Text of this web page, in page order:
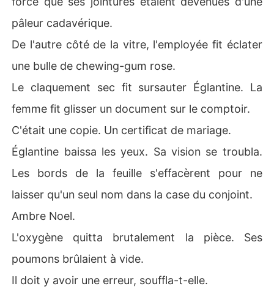
ontre elle. Ils la frappèrent, la jetèrent à la rue dans le fr
oid glacial de novembre et firent révoquer sa bourse un
Églantine avait tout perdu. Son prétendu mari la menaç
ait de prison pour fraude, et sa famille l'avait dépouillée
de son identité. Mais le plus incompréhensible restait à
venir : les analyses prouvèrent qu'Ambre et elle avaient
tous deux été drogués avec un sédatif expérimental ce
La vérité lui glaça le sang lorsqu'elle fit expertiser le cer
tificat. La signature du témoin appartenait à Racine Gra
nit. Sa mère, prétendument morte dans un tragique acci
dent de voiture dix ans plus tôt. Ce n'était pas un accid
ent, c'était un complot tentaculaire. Églantine essuya le
sang sur sa lèvre et s'enfonça dans la nuit new-yorkais
e, prête à utiliser son génie pour mettre l'empire d'Ambr
e à genoux et déterrer les secrets de sa propre famille.
pâleur cadavérique.
De l'autre côté de la vitre, l'employée fit éclater
une bulle de chewing-gum rose.
Le claquement sec fit sursauter Églantine. La
femme fit glisser un document sur le comptoir.
C'était une copie. Un certificat de mariage.
Églantine baissa les yeux. Sa vision se troubla.
Les bords de la feuille s'effacèrent pour ne
laisser qu'un seul nom dans la case du conjoint.
Ambre Noel.
L'oxygène quitta brutalement la pièce. Ses
poumons brûlaient à vide.
Il doit y avoir une erreur, souffla-t-elle.